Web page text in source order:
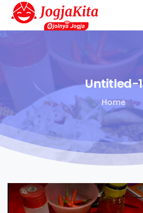
Untitled-1
Home